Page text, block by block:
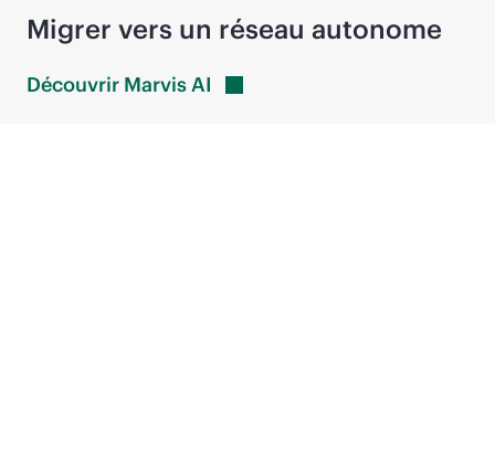
Migrer vers un réseau autonome
Découvrir MarvisAI